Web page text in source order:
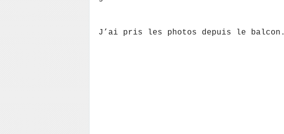
J’ai pris les photos depuis le balcon.